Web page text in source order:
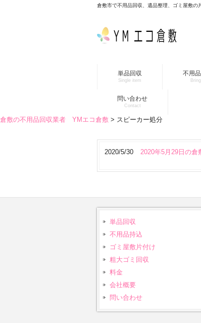
倉敷市で不用品回収、遺品整理、ゴミ屋敷の
単品回収
Single item
不用
問い合わせ
Contact
倉敷の不用品回収業者 YMエコ倉敷 > スピーカー処分
2020/5/30 2020年5月29日の倉
単品回収
不用品持込
ゴミ屋敷片付け
粗大ゴミ回収
料金
会社概要
問い合わせ